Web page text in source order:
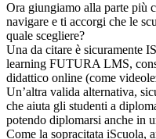
Ora giungiamo alla parte più
navigare e ti accorgi che le
quale scegliere?
Una da citare è sicuramente
learning FUTURA LMS,
didattico online (come
Un’altra valida alternativa,
che aiuta gli studenti a
potendo diplomarsi anche in
Come la sopracitata iScuola,